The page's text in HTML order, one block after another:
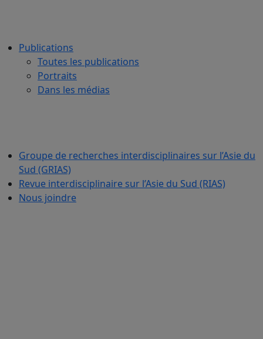
Publications
Toutes les publications
Portraits
Dans les médias
Groupe de recherches interdisciplinaires sur l’Asie du
Sud (GRIAS)
Revue interdisciplinaire sur l’Asie du Sud (RIAS)
Nous joindre